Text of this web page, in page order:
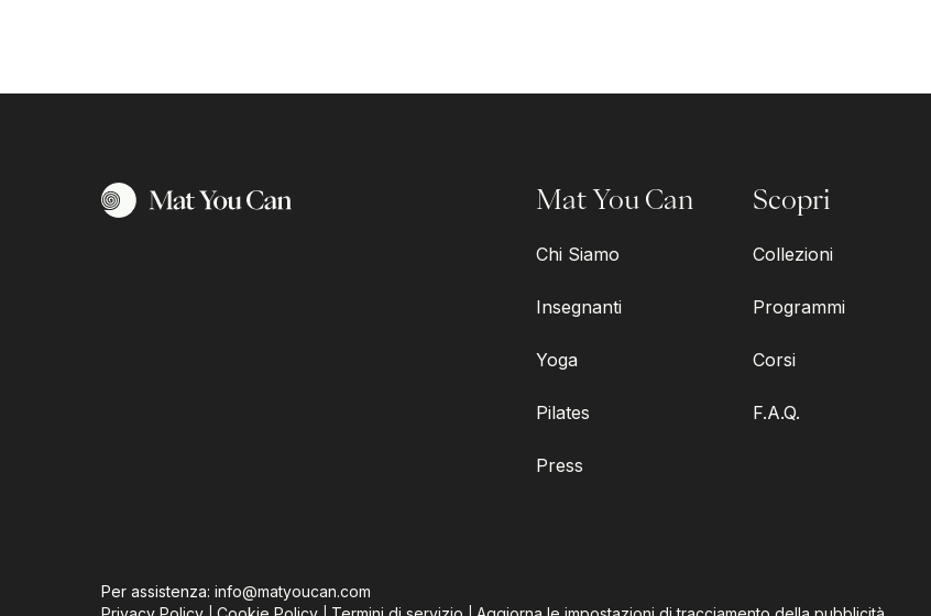
Mat You Can
Chi Siamo
Insegnanti
Yoga
Pilates
Press
Scopri
Collezioni
Programmi
Corsi
F.A.Q.
Per assistenza:info@matyoucan.com